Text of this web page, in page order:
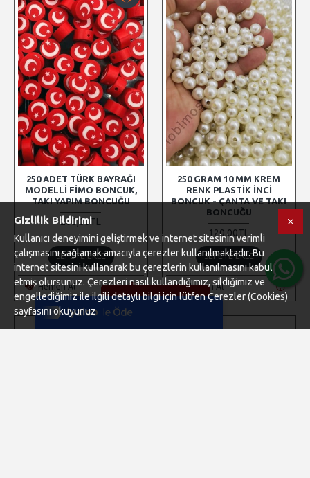
Tek Tıkla Ödeme Kolaylığı
7/24 Canlı Destek
%100 Sorunsuz Alışveriş
250 ADET TÜRK BAYRAĞI
MODELLI FIMO BONCUK,
TAKI YAPIM BONCUĞU
200,00TL
SEPETE EKLE
Hemen Al
250 GRAM 10 MM KREM
RENK PLASTIK İNCI
BONCUK - ÇANTA VE TAKI
BONCUĞU
120,00TL
SEPETE EKLE
Hemen Al
Gizlilik Bildirimi
Kullanıcı deneyimini geliştirmek ve internet sitesinin verimli
çalışmasını sağlamak amacıyla çerezler kullanılmaktadır. Bu
internet sitesini kullanarak bu çerezlerin kullanılmasını kabul
etmiş olursunuz. Çerezleri nasıl kullandığımız, sildiğimiz ve
engellediğimiz ile ilgili detaylı bilgi için lütfen Çerezler (Cookies)
sayfasını okuyunuz
ÜRÜNLERI FILTRELE